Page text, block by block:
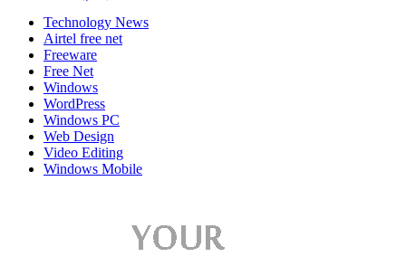
Technology News
Airtel free net
Freeware
Free Net
Windows
WordPress
Windows PC
Web Design
Video Editing
Windows Mobile